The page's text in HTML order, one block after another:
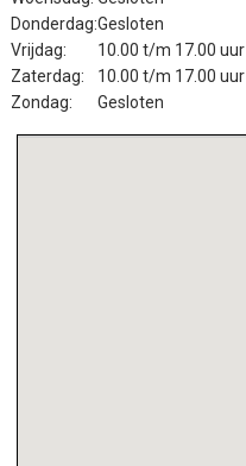
Donderdag:Gesloten
Vrijdag:
10.00 t/m 17.00 uur
Zaterdag:
10.00 t/m 17.00 uur
Zondag:
Gesloten